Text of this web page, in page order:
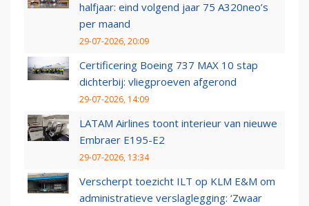
halfjaar: eind volgend jaar 75 A320neo’s
per maand
29-07-2026, 20:09
Certificering Boeing 737 MAX 10 stap
dichterbij: vliegproeven afgerond
29-07-2026, 14:09
LATAM Airlines toont interieur van nieuwe
Embraer E195-E2
29-07-2026, 13:34
Verscherpt toezicht ILT op KLM E&M om
administratieve verslaglegging: ‘Zwaar